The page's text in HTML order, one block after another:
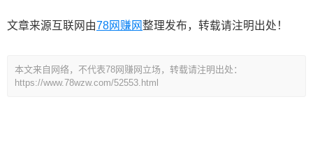
文章来源互联网由78网赚网整理发布，转载请注明出处！
本文来自网络，不代表78网赚网立场，转载请注明出处：
https://www.78wzw.com/52553.html